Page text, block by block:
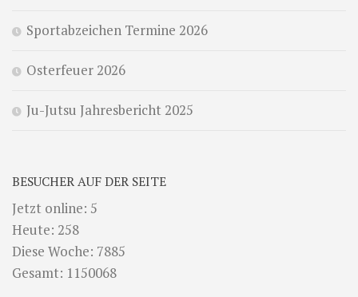
Sportabzeichen Termine 2026
Osterfeuer 2026
Ju-Jutsu Jahresbericht 2025
BESUCHER AUF DER SEITE
Jetzt online: 5
Heute: 258
Diese Woche: 7885
Gesamt: 1150068